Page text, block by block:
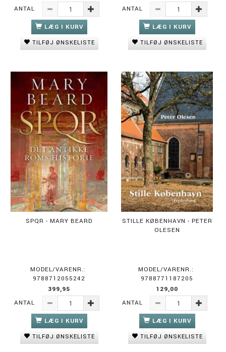
ANTAL
LÆG I KURV
TILFØJ ØNSKELISTE
ANTAL
LÆG I KURV
TILFØJ ØNSKELISTE
SPQR - MARY BEARD
MODEL/VARENR.:
9788712055242
399,95
ANTAL
LÆG I KURV
TILFØJ ØNSKELISTE
STILLE KØBENHAVN - PETER
OLESEN
MODEL/VARENR.:
9788771187205
129,00
ANTAL
LÆG I KURV
TILFØJ ØNSKELISTE